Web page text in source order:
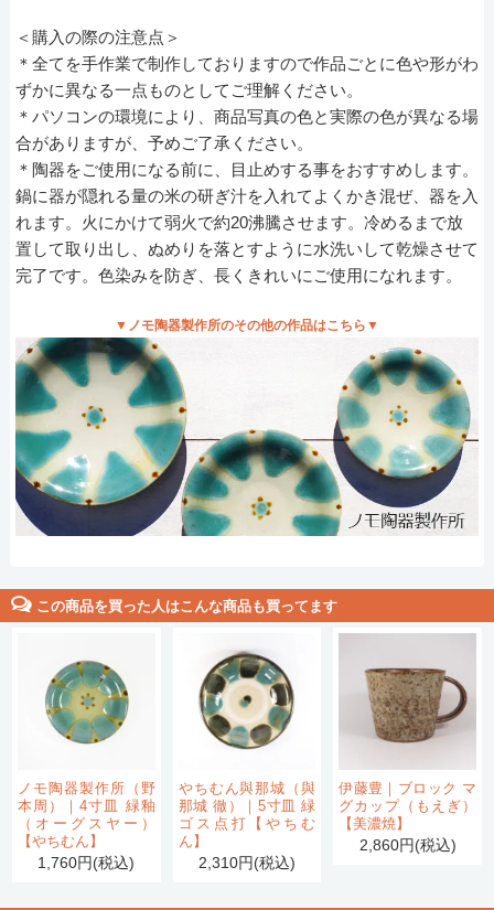
＜購入の際の注意点＞
＊全てを手作業で制作しておりますので作品ごとに色や形がわ
ずかに異なる一点ものとしてご理解ください。
＊パソコンの環境により、商品写真の色と実際の色が異なる場
合がありますが、予めご了承ください。
＊陶器をご使用になる前に、目止めする事をおすすめします。
鍋に器が隠れる量の米の研ぎ汁を入れてよくかき混ぜ、器を入
れます。火にかけて弱火で約20沸騰させます。冷めるまで放
置して取り出し、ぬめりを落とすように水洗いして乾燥させて
完了です。色染みを防ぎ、長くきれいにご使用になれます。
▼ノモ陶器製作所のその他の作品はこちら▼
この商品を買った人はこんな商品も買ってます
ノモ陶器製作所（野
本周）｜4寸皿 緑釉
（オーグスヤー）
【やちむん】
1,760円(税込)
やちむん與那城（與
那城 徹）｜5寸皿 緑
ゴス点打【やちむ
ん】
2,310円(税込)
伊藤豊｜ブロック マ
グカップ（もえぎ）
【美濃焼】
2,860円(税込)